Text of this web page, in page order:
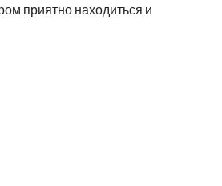
приятно находиться и